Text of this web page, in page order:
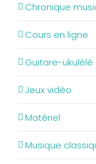
Chronique
Cours en ligne
Guitare-ukulélé
Jeux vidéo
Matériel
Musique